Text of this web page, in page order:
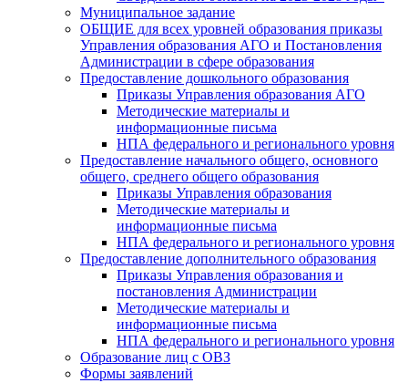
Муниципальное задание
ОБЩИЕ для всех уровней образования приказы
Управления образования АГО и Постановления
Администрации в сфере образования
Предоставление дошкольного образования
Приказы Управления образования АГО
Методические материалы и
информационные письма
НПА федерального и регионального уровня
Предоставление начального общего, основного
общего, среднего общего образования
Приказы Управления образования
Методические материалы и
информационные письма
НПА федерального и регионального уровня
Предоставление дополнительного образования
Приказы Управления образования и
постановления Администрации
Методические материалы и
информационные письма
НПА федерального и регионального уровня
Образование лиц с ОВЗ
Формы заявлений